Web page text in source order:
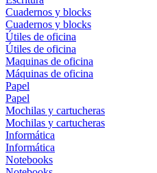
Cuadernos y blocks
Cuadernos y blocks
Útiles de oficina
Útiles de oficina
Maquinas de oficina
Máquinas de oficina
Papel
Papel
Mochilas y cartucheras
Mochilas y cartucheras
Informática
Informática
Notebooks